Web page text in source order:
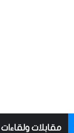
مقابلات ولقاءات